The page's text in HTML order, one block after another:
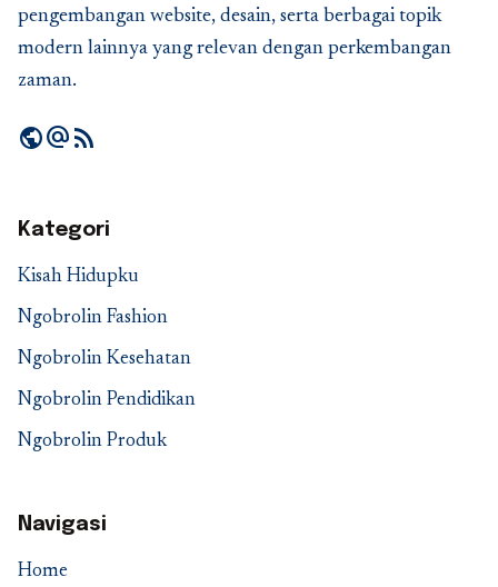
pengembangan website, desain, serta berbagai topik
modern lainnya yang relevan dengan perkembangan
zaman.
publicalternate_emailrss_feed
Kategori
Kisah Hidupku
Ngobrolin Fashion
Ngobrolin Kesehatan
Ngobrolin Pendidikan
Ngobrolin Produk
Navigasi
Home